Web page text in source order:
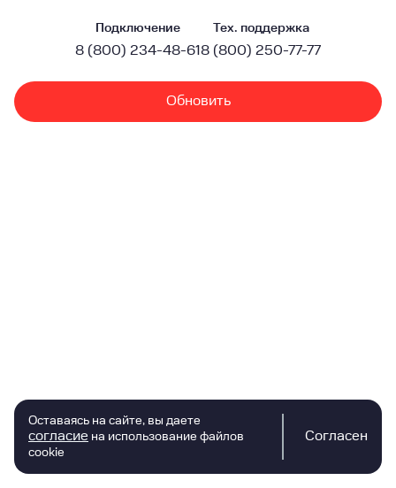
Подключение
8 (800) 234-48-61
Тех. поддержка
8 (800) 250-77-77
Обновить
Оставаясь на сайте, вы даете
согласие на использование файлов
cookie
Согласен